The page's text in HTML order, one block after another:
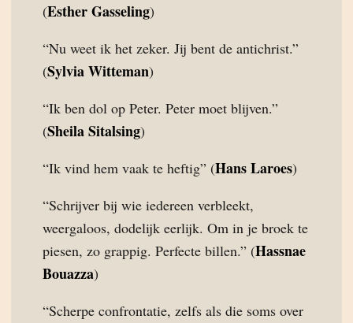
(Esther Gasseling)
“Nu weet ik het zeker. Jij bent de antichrist.”
(Sylvia Witteman)
“Ik ben dol op Peter. Peter moet blijven.”
(Sheila Sitalsing)
“Ik vind hem vaak te heftig” (Hans Laroes)
“Schrijver bij wie iedereen verbleekt,
weergaloos, dodelijk eerlijk. Om in je broek te
piesen, zo grappig. Perfecte billen.” (Hassnae
Bouazza)
“Scherpe confrontatie, zelfs als die soms over